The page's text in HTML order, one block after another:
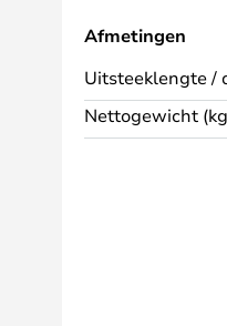
Afmetingen
Uitsteeklengte /
Nettogewicht